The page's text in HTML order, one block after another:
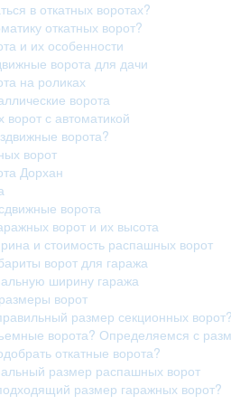
в откатных воротах?
откатных ворот?
и их особенности
ворота для дачи
на роликах
ворота
с автоматикой
ворота?
ворот
Дорхан
ворота
ворот и их высота
и стоимость распашных ворот
ворот для гаража
ширину гаража
ворот
размер секционных ворот?
ворота? Определяемся с
откатные ворота?
размер распашных ворот
размер гаражных ворот?